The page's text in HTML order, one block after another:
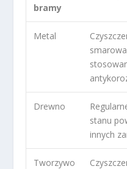
bramy
Metal
Drewno
stanu
innych
Tworzywo